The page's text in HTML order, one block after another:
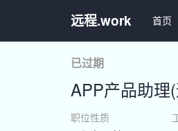
远程.work 首页
已过期
APP产品助理
职位性质